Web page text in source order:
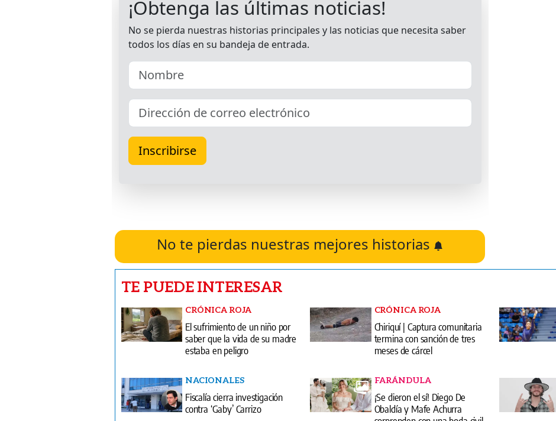
No te pierdas nuestras mejores historias
TE PUEDE INTERESAR
CRÓNICA ROJA
El sufrimiento de un niño por
saber que la vida de su madre
estaba en peligro
CRÓNICA ROJA
Chiriquí | Captura comunitaria
termina con sanción de tres
meses de cárcel
NACIONALES
Fiscalía cierra investigación
contra ‘Gaby’ Carrizo
FARÁNDULA
¡Se dieron el sí! Diego De
Obaldía y Mafe Achurra